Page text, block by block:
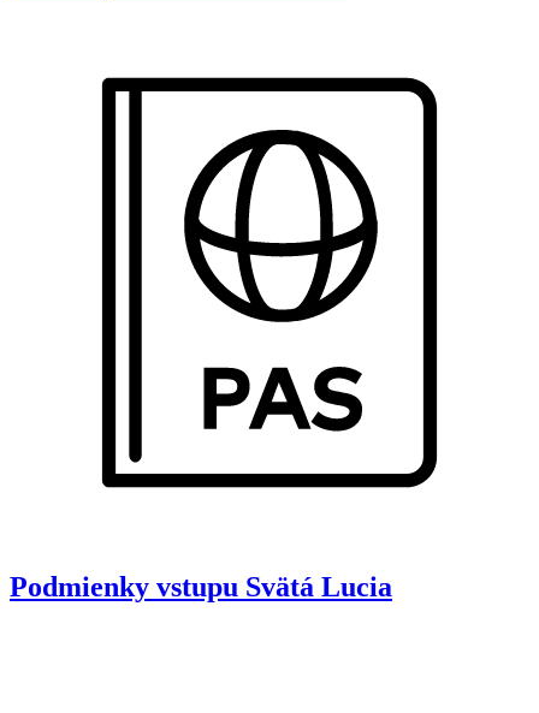
Podmienky vstupu Svätá Lucia